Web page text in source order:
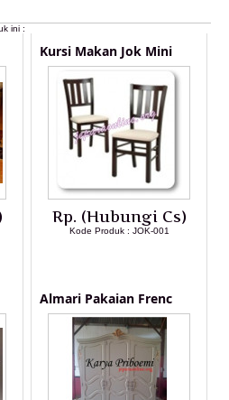
ini :
Kursi Makan Jok Mini
Rp. (Hubungi Cs)
Kode Produk : JOK-001
Almari Pakaian Frenc